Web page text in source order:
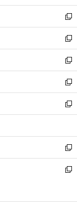
開
く
ウ
で
開
く
ン
ド
ウ
で
開
く
ウ
ィ
ン
ド
ウ
で
開
く
新
し
い
ウ
ィ
ン
ド
ウ
で
開
新
し
い
ウ
ィ
ン
ド
ウ
開
く
新
し
い
ウ
ィ
ン
ウ
で
開
く
新
し
い
ウ
ン
ド
ウ
で
新
し
ウ
ィ
ン
ド
開
新
し
い
ン
新
ウ